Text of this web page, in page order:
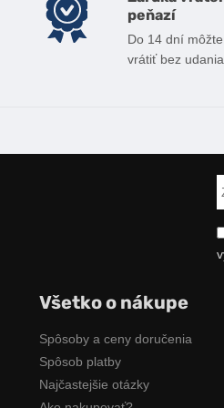
peňazí
Do 14 dní
vrátiť bez
Všetko o nákupe
Spôsoby a ceny doručenia
Spôsob platby
Najčastejšie otázky